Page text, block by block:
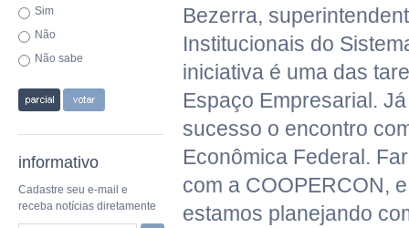
Sim
Não
Não sabe
informativo
Cadastre seu e-mail e
receba notícias diretamente
Bezerra,
Institucionais do
iniciativa é uma das
Espaço Empresarial.
sucesso o encontro
Econômica Federal.
com a COOPERCON,
estamos planejando